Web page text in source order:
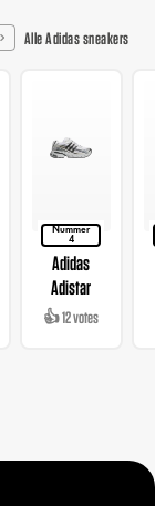
Alle Adidas sneakers
Nummer
4
Adidas
Adistar
👍 12 votes